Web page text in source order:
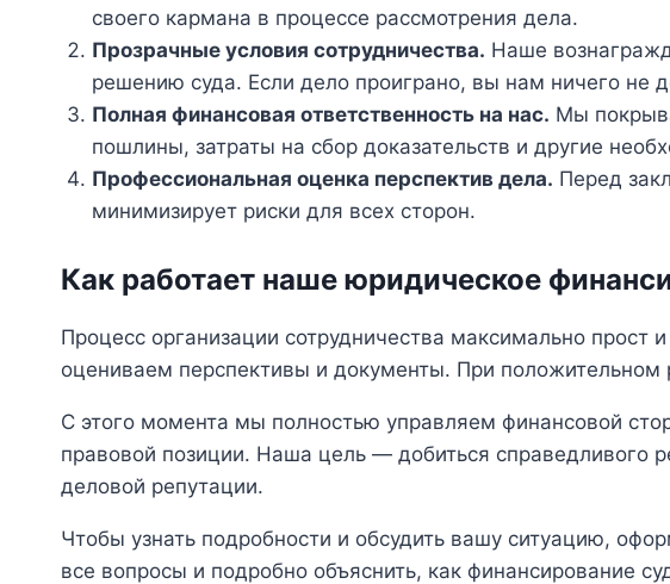
своего кармана в процессе рассмотрения дела.
Прозрачные условия сотрудничества. Наше
решению суда. Если дело проиграно, вы нам ничего не
Полная финансовая ответственность на нас. Мы
пошлины, затраты на сбор доказательств и другие
Профессиональная оценка перспектив дела. Перед
минимизирует риски для всех сторон.
Как работает наше юридическое
Процесс организации сотрудничества максимально
оцениваем перспективы и документы. При
С этого момента мы полностью управляем финансовой
правовой позиции. Наша цель — добиться справедливого
деловой репутации.
Чтобы узнать подробности и обсудить вашу ситуацию,
все вопросы и подробно объяснить, как финансирование